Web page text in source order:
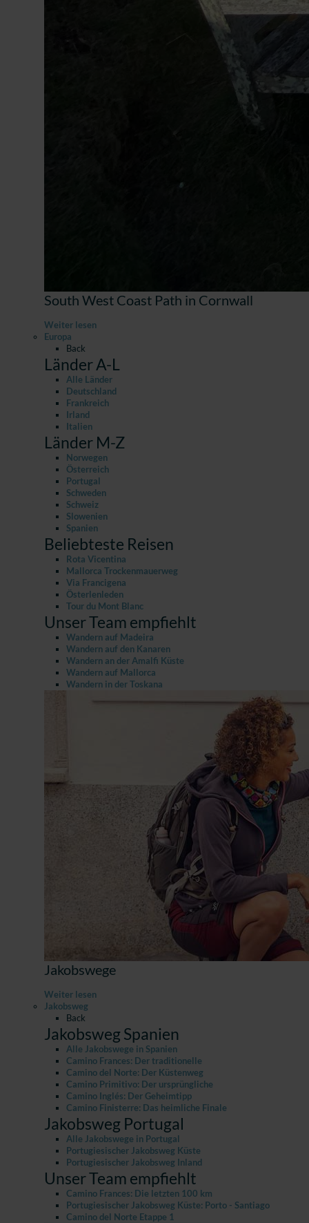
South West Coast Path in Cornwall
Weiter lesen
Europa
Back
Länder A-L
Alle Länder
Deutschland
Frankreich
Irland
Italien
Länder M-Z
Norwegen
Österreich
Portugal
Schweden
Schweiz
Slowenien
Spanien
Beliebteste Reisen
Rota Vicentina
Mallorca Trockenmauerweg
Via Francigena
Österlenleden
Tour du Mont Blanc
Unser Team empfiehlt
Wandern auf Madeira
Wandern auf den Kanaren
Wandern an der Amalfi Küste
Wandern auf Mallorca
Wandern in der Toskana
Jakobswege
Weiter lesen
Jakobsweg
Back
Jakobsweg Spanien
Alle Jakobswege in Spanien
Camino Frances: Der traditionelle
Camino del Norte: Der Küstenweg
Camino Primitivo: Der ursprüngliche
Camino Inglés: Der Geheimtipp
Camino Finisterre: Das heimliche Finale
Jakobsweg Portugal
Alle Jakobswege in Portugal
Portugiesischer Jakobsweg Küste
Portugiesischer Jakobsweg Inland
Unser Team empfiehlt
Camino Frances: Die letzten 100 km
Portugiesischer Jakobsweg Küste: Porto - Santiago
Camino del Norte Etappe 1